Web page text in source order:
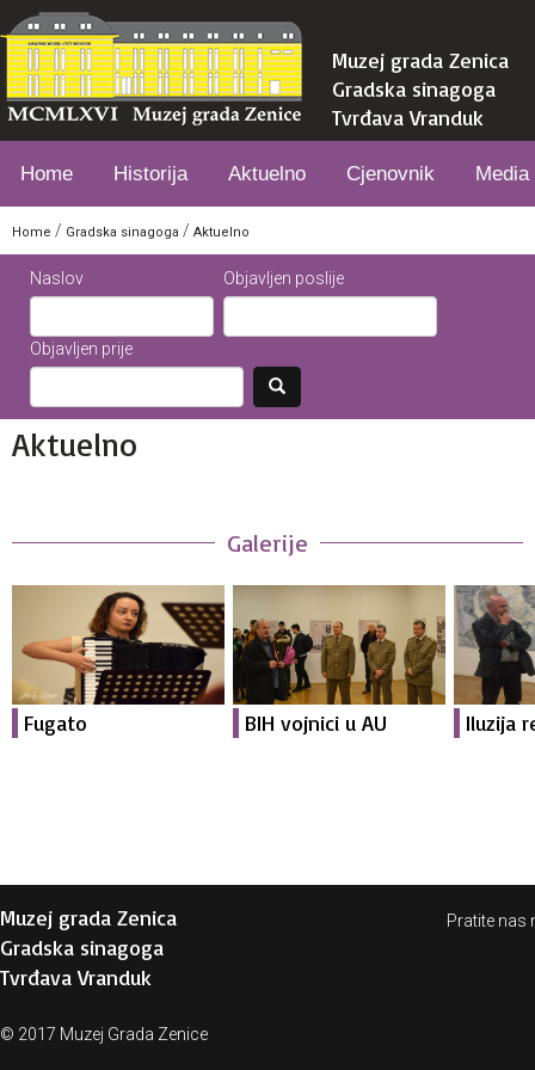
Muzej grada Zenica
Gradska sinagoga
Tvrđava Vranduk
Home Historija Aktuelno Cjenovnik Media
Home / Gradska sinagoga / Aktuelno
Naslov Objavljen poslije
Objavljen prije
Aktuelno
Galerije
Fugato BIH vojnici u AU Iluzija
Muzej grada Zenica
Gradska sinagoga
Tvrđava Vranduk
© 2017 Muzej Grada Zenice
Pratite nas